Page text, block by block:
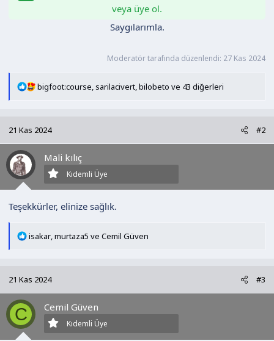
veya üye ol.
Saygılarımla.
Moderatör tarafında düzenlendi: 27 Kas 2024
T
i
l
bigfoot:course sarilacivert bilobeto ve 43 diğerleri
21 Kas 2024 #2
Mali kılıç
Kıdemli Üye
Teşekkürler, elinize sağlık.
T
i
l
e
r
isakar,murtaza5 ve Cemil Güven
21 Kas 2024 #3
C Cemil Güven
Kıdemli Üye